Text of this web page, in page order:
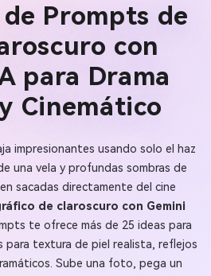
Prompts de
con
para Drama
Cinemático
impresionantes usando solo el haz
una vela y profundas sombras de
sacadas directamente del cine
de claroscuro con Gemini
te ofrece más de 25 ideas para
para textura de piel realista, reflejos
Sube una foto, pega un